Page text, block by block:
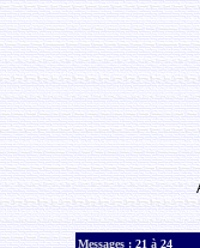
Messages : 21 à 24